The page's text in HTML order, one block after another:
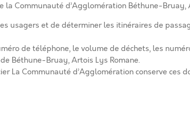
Communauté d’Agglomération Béthune-Bruay,
usagers et de déterminer les itinéraires de
de téléphone, le volume de déchets, les
Béthune-Bruay, Artois Lys Romane.
La Communauté d’Agglomération conserve ces